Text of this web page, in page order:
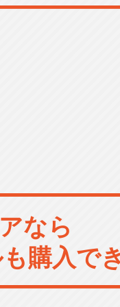
なら
購入で